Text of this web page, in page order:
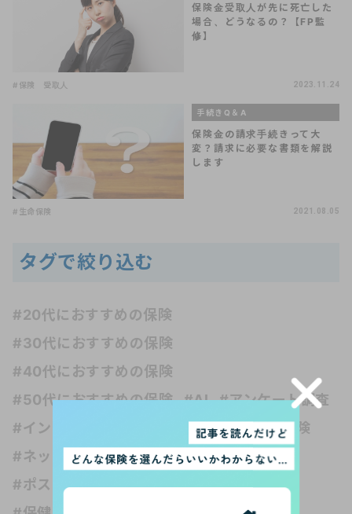
保険金受取人が先に死亡した
場合、どうなるの？【FP監
修】
#保険 受取人 2023.11.24
手続きQ＆A
保険金の請求手続きって大
変？請求に必要な書類を解説
します
#生命保険 2021.08.05
タグで絞り込む
#20代におすすめの保険
#30代におすすめの保険
#40代におすすめの保険
#50代におすすめの保険
#AI
#アンケート調査
#インシュアテック
#お金の知識
#がん保険
#ネット保険
#フリーランス
#ペット保険
#ポスト・ホケニズムの生活考
#介護保険